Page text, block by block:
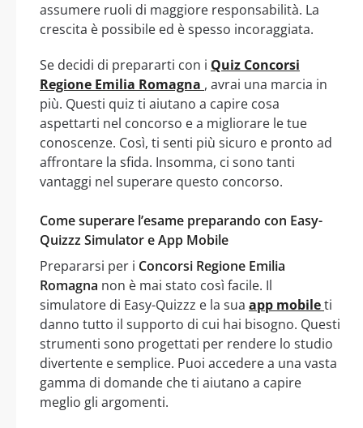
assumere ruoli di maggiore responsabilità. La
crescita è possibile ed è spesso incoraggiata.
Se decidi di prepararti con i Quiz Concorsi
Regione Emilia Romagna , avrai una marcia in
più. Questi quiz ti aiutano a capire cosa
aspettarti nel concorso e a migliorare le tue
conoscenze. Così, ti senti più sicuro e pronto ad
affrontare la sfida. Insomma, ci sono tanti
vantaggi nel superare questo concorso.
Come superare l’esame preparando con Easy-
Quizzz Simulator e App Mobile
Prepararsi per i Concorsi Regione Emilia
Romagna non è mai stato così facile. Il
simulatore di Easy-Quizzz e la sua app mobileti
danno tutto il supporto di cui hai bisogno. Questi
strumenti sono progettati per rendere lo studio
divertente e semplice. Puoi accedere a una vasta
gamma di domande che ti aiutano a capire
meglio gli argomenti.